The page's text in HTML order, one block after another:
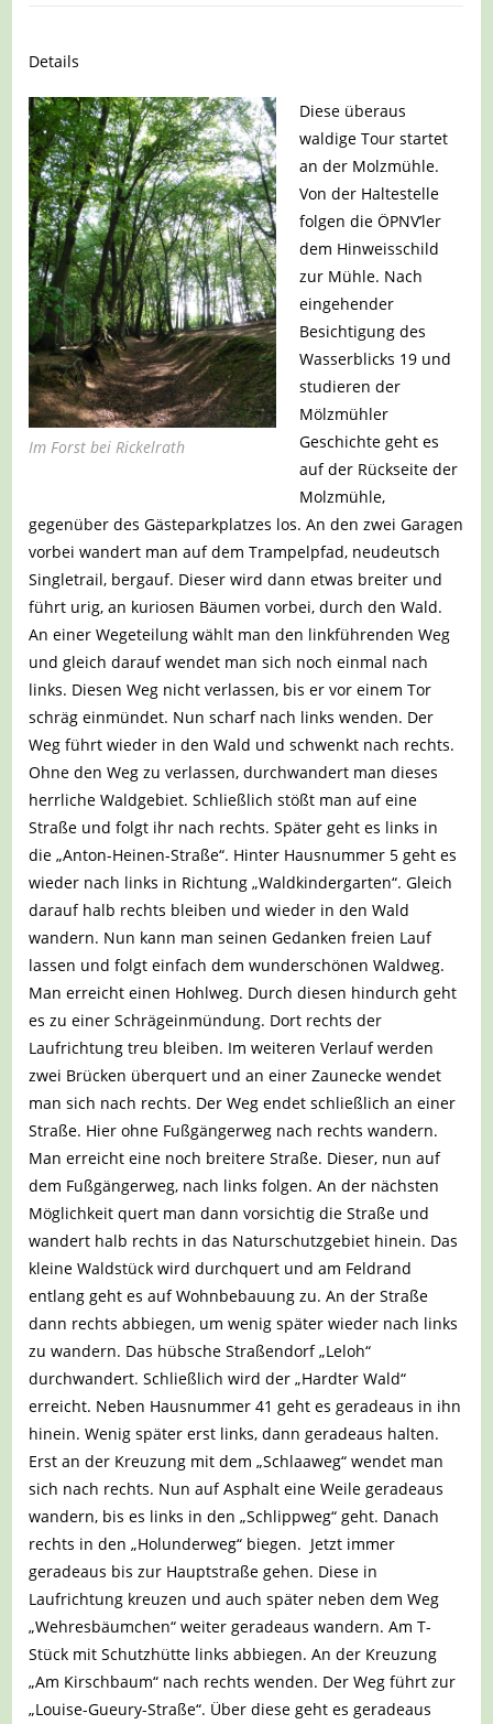
Details
Im Forst bei Rickelrath
Diese überaus
waldige Tour startet
an der Molzmühle.
Von der Haltestelle
folgen die ÖPNV’ler
dem Hinweisschild
zur Mühle. Nach
eingehender
Besichtigung des
Wasserblicks 19 und
studieren der
Mölzmühler
Geschichte geht es
auf der Rückseite der
Molzmühle,
gegenüber des Gästeparkplatzes los. An den zwei Garagen
vorbei wandert man auf dem Trampelpfad, neudeutsch
Singletrail, bergauf. Dieser wird dann etwas breiter und
führt urig, an kuriosen Bäumen vorbei, durch den Wald.
An einer Wegeteilung wählt man den linkführenden Weg
und gleich darauf wendet man sich noch einmal nach
links. Diesen Weg nicht verlassen, bis er vor einem Tor
schräg einmündet. Nun scharf nach links wenden. Der
Weg führt wieder in den Wald und schwenkt nach rechts.
Ohne den Weg zu verlassen, durchwandert man dieses
herrliche Waldgebiet. Schließlich stößt man auf eine
Straße und folgt ihr nach rechts. Später geht es links in
die „Anton-Heinen-Straße“. Hinter Hausnummer 5 geht es
wieder nach links in Richtung „Waldkindergarten“. Gleich
darauf halb rechts bleiben und wieder in den Wald
wandern. Nun kann man seinen Gedanken freien Lauf
lassen und folgt einfach dem wunderschönen Waldweg.
Man erreicht einen Hohlweg. Durch diesen hindurch geht
es zu einer Schrägeinmündung. Dort rechts der
Laufrichtung treu bleiben. Im weiteren Verlauf werden
zwei Brücken überquert und an einer Zaunecke wendet
man sich nach rechts. Der Weg endet schließlich an einer
Straße. Hier ohne Fußgängerweg nach rechts wandern.
Man erreicht eine noch breitere Straße. Dieser, nun auf
dem Fußgängerweg, nach links folgen. An der nächsten
Möglichkeit quert man dann vorsichtig die Straße und
wandert halb rechts in das Naturschutzgebiet hinein. Das
kleine Waldstück wird durchquert und am Feldrand
entlang geht es auf Wohnbebauung zu. An der Straße
dann rechts abbiegen, um wenig später wieder nach links
zu wandern. Das hübsche Straßendorf „Leloh“
durchwandert. Schließlich wird der „Hardter Wald“
erreicht. Neben Hausnummer 41 geht es geradeaus in ihn
hinein. Wenig später erst links, dann geradeaus halten.
Erst an der Kreuzung mit dem „Schlaaweg“ wendet man
sich nach rechts. Nun auf Asphalt eine Weile geradeaus
wandern, bis es links in den „Schlippweg“ geht. Danach
rechts in den „Holunderweg“ biegen. Jetzt immer
geradeaus bis zur Hauptstraße gehen. Diese in
Laufrichtung kreuzen und auch später neben dem Weg
„Wehresbäumchen“ weiter geradeaus wandern. Am T-
Stück mit Schutzhütte links abbiegen. An der Kreuzung
„Am Kirschbaum“ nach rechts wenden. Der Weg führt zur
„Louise-Gueury-Straße“. Über diese geht es geradeaus